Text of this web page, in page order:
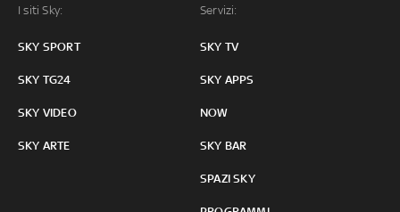
I siti Sky:
SKY SPORT
SKY TG24
SKY VIDEO
SKY ARTE
Servizi:
SKY TV
SKY APPS
NOW
SKY BAR
SPAZI SKY